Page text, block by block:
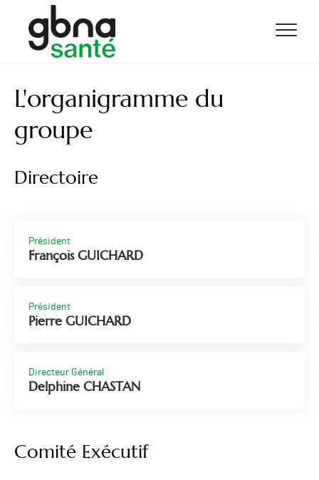
ALLER AU CONTENU
ALLER AU MENU
ALLER À LA RECHERCHE
L'organigramme du
groupe
Directoire
Président
François GUICHARD
Président
Pierre GUICHARD
Directeur Général
Delphine CHASTAN
Comité Exécutif